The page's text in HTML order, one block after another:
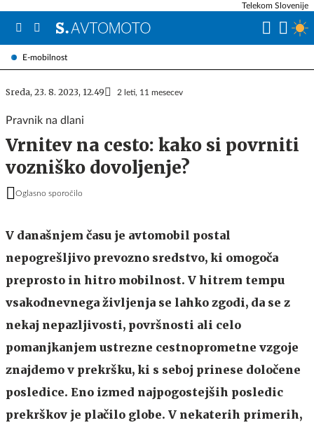
E-mobilnost
Telekom Slovenije
Sreda, 23. 8. 2023, 12.49 2 leti, 11 mesecev
Pravnik na dlani
Vrnitev na cesto: kako si povrniti
vozniško dovoljenje?
Oglasno sporočilo
V današnjem času je avtomobil postal
nepogrešljivo prevozno sredstvo, ki omogoča
preprosto in hitro mobilnost. V hitrem tempu
vsakodnevnega življenja se lahko zgodi, da se z
nekaj nepazljivosti, površnosti ali celo
pomanjkanjem ustrezne cestnoprometne vzgoje
znajdemo v prekršku, ki s seboj prinese določene
posledice. Eno izmed najpogostejših posledic
prekrškov je plačilo globe. V nekaterih primerih,